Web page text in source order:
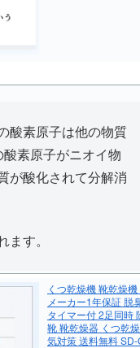
酸素原子は他の物質
素原子がニオイ物
が酸化されて分解消
す。
くつ乾燥機 靴乾燥
メーカー1年保証 脱
タイマー付 2足同時
靴 靴乾燥器 くつ乾
気対策 送料無料